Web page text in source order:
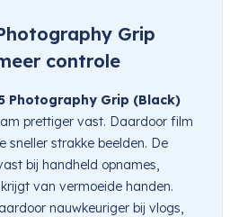
Grip
controle
Photography Grip (Black)
prettiger vast. Daardoor film
sneller strakke beelden. De
bij handheld opnames,
van vermoeide handen.
nauwkeuriger bij vlogs,